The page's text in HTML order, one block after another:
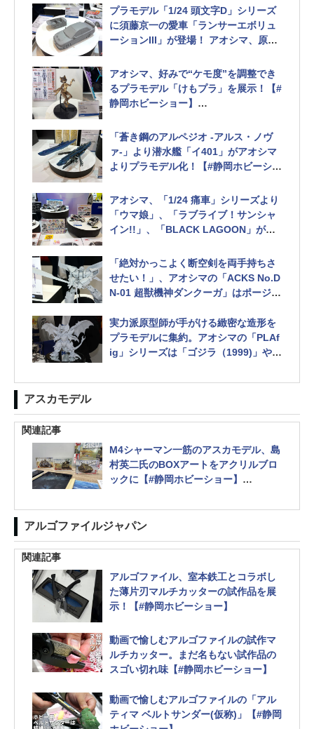
セットも用意
プラモデル「1/24 頭文字D」シリーズ
に須藤京一の愛車「ランサーエボリュ
ーションIII」が登場！ アオシマ、原型
アオシマ、好みで“ケモ度”を調整でき
るプラモデル「けもプラ」を展示！【#
静岡ホビーショー】
コラボミキシング例も展示
「蒼き鋼のアルペジオ -アルス・ノヴ
ァ-」より潜水艦「イ401」がアオシマ
よりプラモデル化！【#静岡ホビーショ
巡航形態と超重力砲発射形態が再現可
能
アオシマ、「1/24 痛車」シリーズより
「ウマ娘」、「ラブライブ！サンシャ
イン!!」、「BLACK LAGOON」が展
「絶対かっこよく断空剣を両手持ちさ
せたい！」、アオシマの「ACKS No.D
N-01 超獣機神ダンクーガ」はポージン
ー】
実力派原型師が手がける緻密な造形を
プラモデルに集約。アオシマの「PLAf
ig」シリーズは「ゴジラ（1999)」や
ーショー】
アスカモデル
関連記事
M4シャーマン一筋のアスカモデル、島
村英二氏のBOXアートをアクリルブロ
ックに【#静岡ホビーショー】
コンポジットシャーマン 後期
型 ”コニャック”」
アルゴファイルジャパン
関連記事
アルゴファイル、室本鉄工とコラボし
た薄片刃マルチカッターの試作品を展
示！【#静岡ホビーショー】
動画で愉しむアルゴファイルの試作マ
ルチカッター。まだ名もない試作品の
スゴい切れ味【#静岡ホビーショー】
動画で愉しむアルゴファイルの「アル
ティマ ベルトサンダー(仮称)」【#静岡